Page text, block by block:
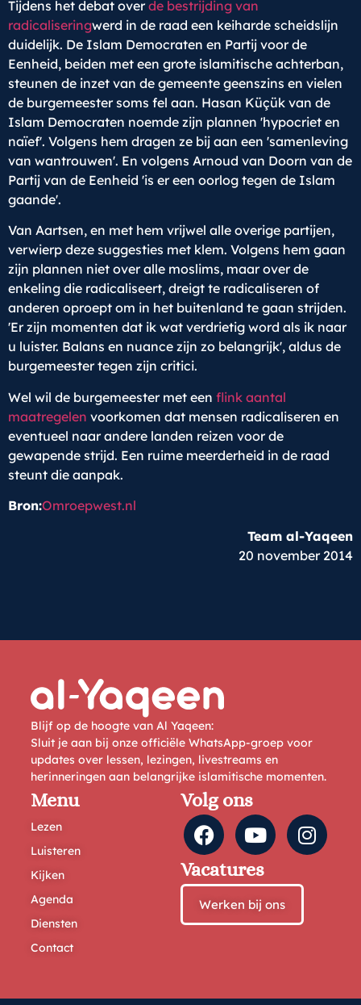
Tijdens het debat overde bestrijding van
radicaliseringwerd in de raad een keiharde scheidslijn
duidelijk. De Islam Democraten en Partij voor de
Eenheid, beiden met een grote islamitische achterban,
steunen de inzet van de gemeente geenszins en vielen
de burgemeester soms fel aan. Hasan Küçük van de
Islam Democraten noemde zijn plannen 'hypocriet en
naïef'. Volgens hem dragen ze bij aan een 'samenleving
van wantrouwen'. En volgens Arnoud van Doorn van de
Partij van de Eenheid 'is er een oorlog tegen de Islam
gaande'.
Van Aartsen, en met hem vrijwel alle overige partijen,
verwierp deze suggesties met klem. Volgens hem gaan
zijn plannen niet over alle moslims, maar over de
enkeling die radicaliseert, dreigt te radicaliseren of
anderen oproept om in het buitenland te gaan strijden.
'Er zijn momenten dat ik wat verdrietig word als ik naar
u luister. Balans en nuance zijn zo belangrijk', aldus de
burgemeester tegen zijn critici.
Wel wil de burgemeester met een flink aantal
maatregelen voorkomen dat mensen radicaliseren en
eventueel naar andere landen reizen voor de
gewapende strijd. Een ruime meerderheid in de raad
steunt die aanpak.
Bron:Omroepwest.nl
Team al-Yaqeen
20 november 2014
Blijf op de hoogte van Al Yaqeen:
Sluit je aan bij onze officiële WhatsApp-groep voor
updates over lessen, lezingen, livestreams en
herinneringen aan belangrijke islamitische momenten.
Menu
Lezen
Luisteren
Kijken
Agenda
Diensten
Contact
Volg ons
Vacatures
Werken bij ons